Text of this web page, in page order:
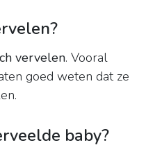
vervelen. Vooral
goed weten dat ze
baby?